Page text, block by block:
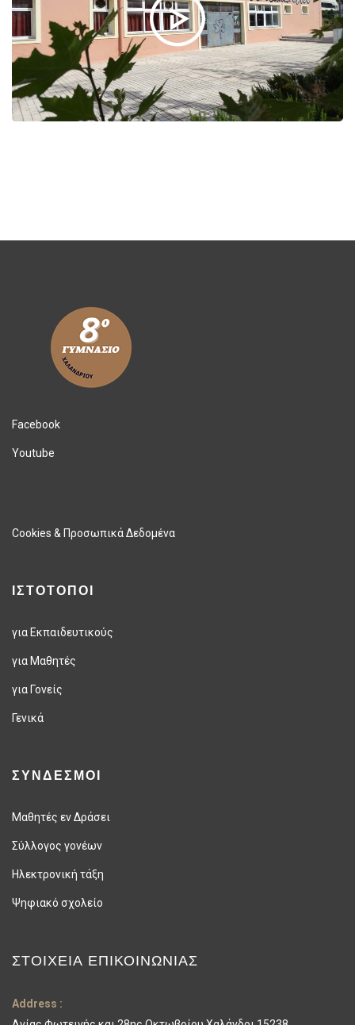
Facebook
Youtube
Cookies & Προσωπικά Δεδομένα
ΙΣΤΟΤΟΠΟΙ
για Εκπαιδευτικούς
για Μαθητές
για Γονείς
Γενικά
ΣΥΝΔΕΣΜΟΙ
Μαθητές εν Δράσει
Σύλλογος γονέων
Ηλεκτρονική τάξη
Ψηφιακό σχολείο
ΣΤΟΙΧΕΊΑ ΕΠΙΚΟΙΝΩΝΊΑΣ
Address :